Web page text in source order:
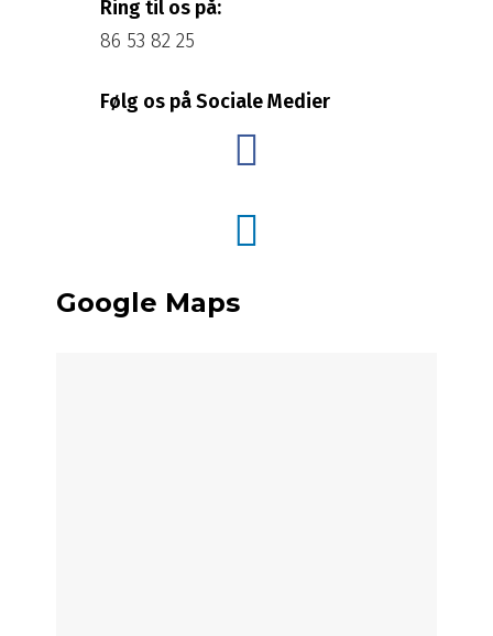
Ring til os på:
86 53 82 25
Følg os på Sociale Medier
Google Maps